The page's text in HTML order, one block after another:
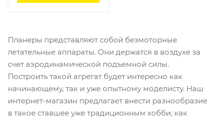
Планеры представляют собой безмоторные
летательные аппараты. Они держатся в воздухе за
счет аэродинамической подъемной силы.
Построить такой агрегат будет интересно как
начинающему, так и уже опытному моделисту. Наш
интернет-магазин предлагает внести разнообразие
в такое ставшее уже традиционным хобби, как